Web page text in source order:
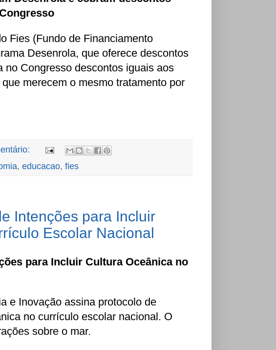
Fies (Fundo de Financiamento
Desenrola, que oferece descontos
no Congresso descontos iguais aos
merecem o mesmo tratamento por
, educacao, fies
Intenções para Incluir
Escolar Nacional
para Incluir Cultura Oceânica no
e Inovação assina protocolo de
no currículo escolar nacional. O
sobre o mar.